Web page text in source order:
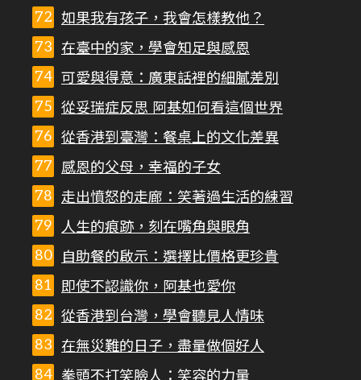
如果我有孩子，我會怎樣教他？
在臺中的家，學會知足與感恩
可愛與得意：廣東話裡的細膩差別
從妥瑞症反思 阿基如何看這個世界
從香港到臺灣：餐桌上的文化差異
感恩的父母，幸福的子女
走出憤怒的走廊：笑著過生活的練習
人生的痕跡，刻在嘴角與眼角
自助餐的啟示：選擇比價格更珍貴
即使不認識你，阿基也愛你
從香港到台灣，學會聽見人情味
在無災難的日子，盡量做個好人
拳頭不打笑臉人：笑容的力量